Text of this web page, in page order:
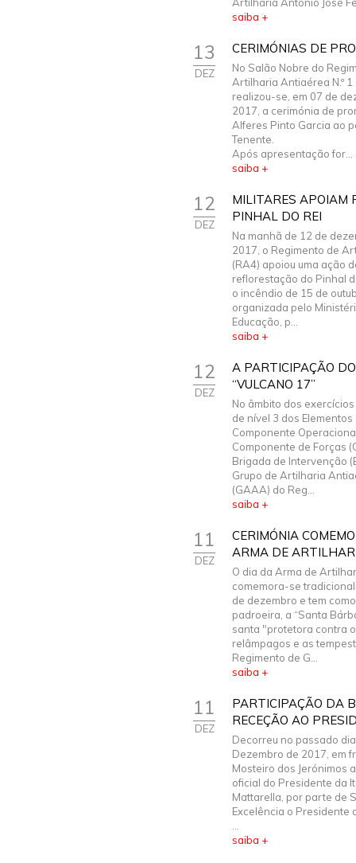
saiba +
13
DEZ
CERIMÓNIAS DE
No Salão Nobre do
Artilharia Antiaérea N.º
realizou-se, em 07 de
2017, a cerimónia de
Alferes Pinto Garcia ao
Tenente.
Após apresentação for...
saiba +
12
DEZ
MILITARES APOIAM
PINHAL DO REI
Na manhã de 12 de
2017, o Regimento de
(RA4) apoiou uma ação
reflorestação do Pinhal
o incêndio de 15 de
organizada pelo
Educação, p...
saiba +
12
DEZ
A PARTICIPAÇÃO
“VULCANO 17”
No âmbito dos
de nível 3 dos Elementos
Componente
Componente de Forças
Brigada de Intervenção
Grupo de Artilharia
(GAAA) do Reg...
saiba +
11
DEZ
CERIMÓNIA
ARMA DE
O dia da Arma de
comemora-se
de dezembro e tem
padroeira, a “Santa
santa "protetora contra
relâmpagos e as
Regimento de G...
saiba +
11
DEZ
PARTICIPAÇÃO DA
RECEÇÃO AO
Decorreu no passado
Dezembro de 2017, em
Mosteiro dos Jerónimos
oficial do Presidente da
Mattarella, por parte de
Excelência o Presidente
saiba +